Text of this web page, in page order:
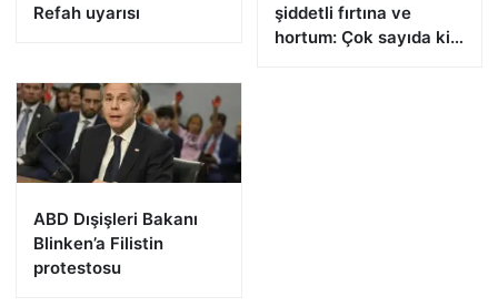
Refah uyarısı
şiddetli fırtına ve
hortum: Çok sayıda kişi
ABD Dışişleri Bakanı
Blinken’a Filistin
protestosu